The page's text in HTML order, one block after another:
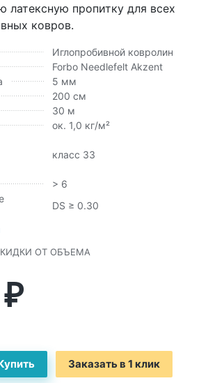
латексную пропитку для всех
ковров.
Иглопробивной ковролин
Forbo Needlefelt Akzent
5 мм
200 см
30 м
ок. 1,0 кг/м²
класс 33
> 6
DS ≥ 0.30
ОТ ОБЪЕМА
₽
Заказать в 1 клик